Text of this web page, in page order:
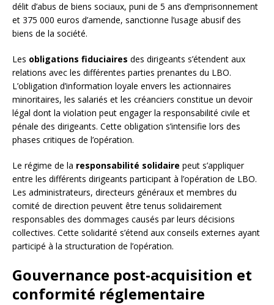
délit d’abus de biens sociaux, puni de 5 ans d’emprisonnement
et 375 000 euros d’amende, sanctionne l’usage abusif des
biens de la société.
Les obligations fiduciaires des dirigeants s’étendent aux
relations avec les différentes parties prenantes du LBO.
L’obligation d’information loyale envers les actionnaires
minoritaires, les salariés et les créanciers constitue un devoir
légal dont la violation peut engager la responsabilité civile et
pénale des dirigeants. Cette obligation s’intensifie lors des
phases critiques de l’opération.
Le régime de la responsabilité solidaire peut s’appliquer
entre les différents dirigeants participant à l’opération de LBO.
Les administrateurs, directeurs généraux et membres du
comité de direction peuvent être tenus solidairement
responsables des dommages causés par leurs décisions
collectives. Cette solidarité s’étend aux conseils externes ayant
participé à la structuration de l’opération.
Gouvernance post-acquisition et
conformité réglementaire